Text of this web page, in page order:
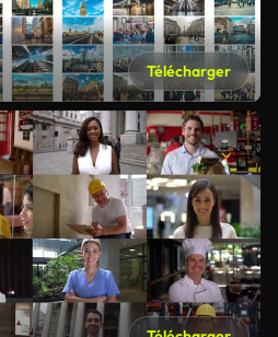
Télécharger